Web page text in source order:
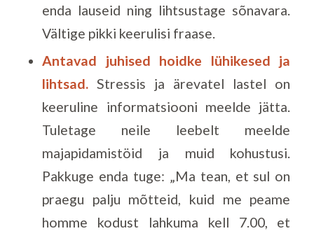
enda lauseid ning lihtsustage sõnavara.
Vältige pikki keerulisi fraase.
Antavad juhised hoidke lühikesed ja
lihtsad. Stressis ja ärevatel lastel on
keeruline informatsiooni meelde jätta.
Tuletage neile leebelt meelde
majapidamistöid ja muid kohustusi.
Pakkuge enda tuge: „Ma tean, et sul on
praegu palju mõtteid, kuid me peame
homme kodust lahkuma kell 7.00, et